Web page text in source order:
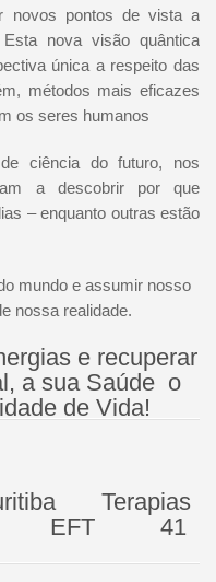
novos pontos de vista a
nova visão quântica
única a respeito das
métodos mais eficazes
os seres humanos
ciência do futuro, nos
a descobrir por que
– enquanto outras estão
mundo e assumir nosso
nossa realidade.
e recuperar
a sua Saúde o
de Vida!
Terapias
EFT 41